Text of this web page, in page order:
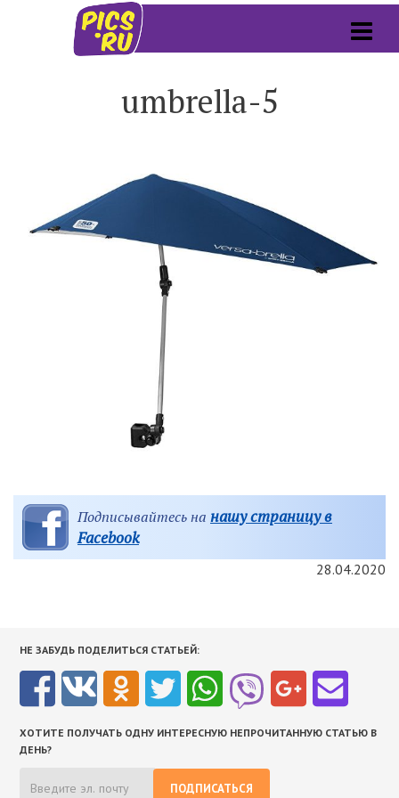
umbrella-5
Подписывайтесь на нашу страницу в
Facebook
28.04.2020
НЕ ЗАБУДЬ ПОДЕЛИТЬСЯ СТАТЬЕЙ:
ХОТИТЕ ПОЛУЧАТЬ ОДНУ ИНТЕРЕСНУЮ НЕПРОЧИТАННУЮ СТАТЬЮ В
ДЕНЬ?
ПОДПИСАТЬСЯ